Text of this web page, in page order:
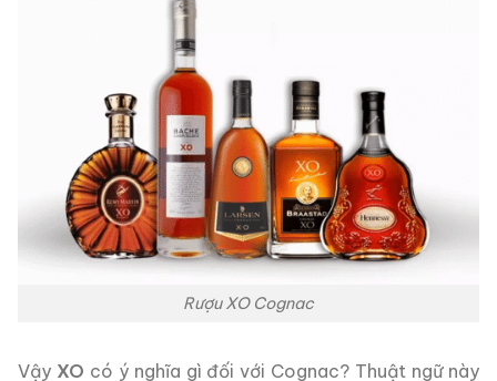
Rượu XO Cognac
Vậy XO có ý nghĩa gì đối với Cognac? Thuật ngữ này